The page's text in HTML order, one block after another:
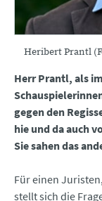
Heribert Prantl
Herr Prantl, als
gegen den
hie und da auch
Sie sahen das
Für einen
stellt sich die